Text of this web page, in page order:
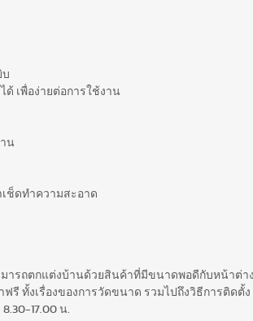
บ
เพื่อง่ายต่อการใช้งาน
น
ช็ดทำความสะอาด
ามารถตกแต่งบ้านด้วยสินค้าที่มีขนาดพอดีกับหน้าต่
ฟรี ทั้งเรื่องของการวัดขนาด รวมไปถึงวิธีการติด
17.00 น.